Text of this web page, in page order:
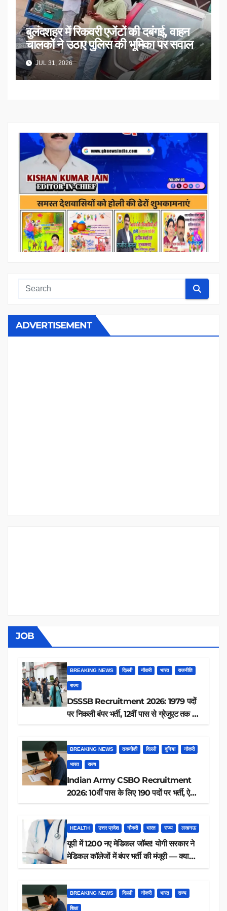
बुलंदशहर में रिकवरी एजेंटों की दबंगई, वाहन
चालकों ने उठाए पुलिस की भूमिका पर सवाल
JUL 31, 2026
ADVERTISEMENT
JOB
BREAKING NEWS दिल्ली नौकरी भारत राजनीति
राज्य
DSSSB Recruitment 2026: 1979 पदों
पर निकली बंपर भर्ती, 12वीं पास से ग्रेजुएट तक करें
BREAKING NEWS तकनीकी दिल्ली दुनिया नौकरी
भारत राज्य
Indian Army CSBO Recruitment
2026: 10वीं पास के लिए 190 पदों पर भर्ती, ऐसे
HEALTH उत्तर प्रदेश नौकरी भारत राज्य लखनऊ
यूपी में 1200 नए मेडिकल जॉब्स! योगी सरकार ने
मेडिकल कॉलेजों में बंपर भर्ती की मंजूरी — क्या
BREAKING NEWS दिल्ली नौकरी भारत राज्य
शिक्षा